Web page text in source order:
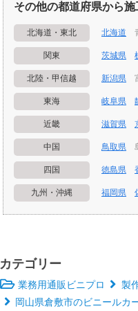
その他の都道府県から
北海道・東北 北海道
関東 茨城県
北陸・甲信越 新潟県
東海 岐阜県
近畿 滋賀県
中国 鳥取県
四国 徳島県
九州・沖縄 福岡県
カテゴリー
業務用通販ビニプロ 製
岡山県倉敷市のビニールカ